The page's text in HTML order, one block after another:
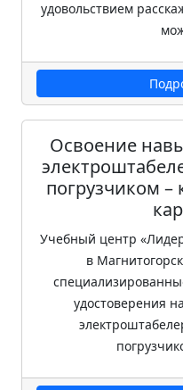
удовольствием
Освоение
погрузчиком
Учебный центр
в
удостоверения